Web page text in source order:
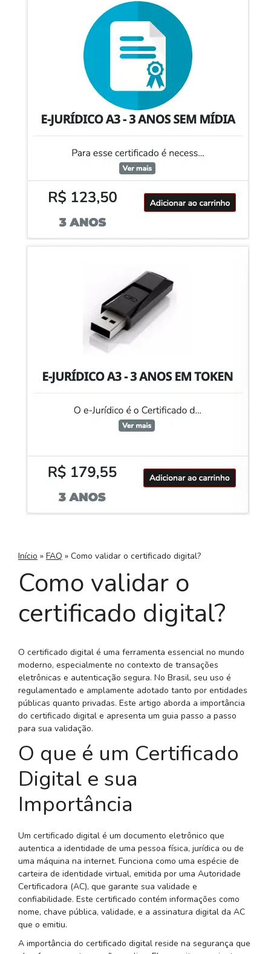
Início » FAQ » Como validar o certificado digital?
Como validar o
certificado digital?
O certificado digital é uma ferramenta essencial no mundo
moderno, especialmente no contexto de transações
eletrônicas e autenticação segura. No Brasil, seu uso é
regulamentado e amplamente adotado tanto por entidades
públicas quanto privadas. Este artigo aborda a importância
do certificado digital e apresenta um guia passo a passo
para sua validação.
O que é um Certificado
Digital e sua
Importância
Um certificado digital é um documento eletrônico que
autentica a identidade de uma pessoa física, jurídica ou de
uma máquina na internet. Funciona como uma espécie de
carteira de identidade virtual, emitida por uma Autoridade
Certificadora (AC), que garante sua validade e
confiabilidade. Este certificado contém informações como
nome, chave pública, validade, e a assinatura digital da AC
que o emitiu.
A importância do certificado digital reside na segurança que